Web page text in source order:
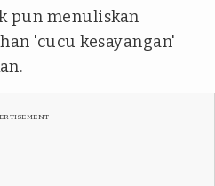
pun menuliskan
'cucu kesayangan'